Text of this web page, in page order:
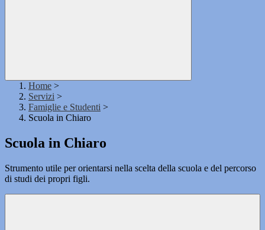
Home >
Servizi >
Famiglie e Studenti >
Scuola in Chiaro
Scuola in Chiaro
Strumento utile per orientarsi nella scelta della scuola e del percorso
di studi dei propri figli.